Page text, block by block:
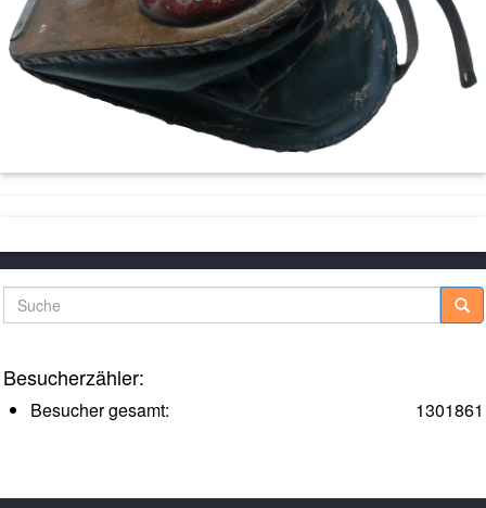
Suche
Besucherzähler:
1301861
Besucher gesamt: